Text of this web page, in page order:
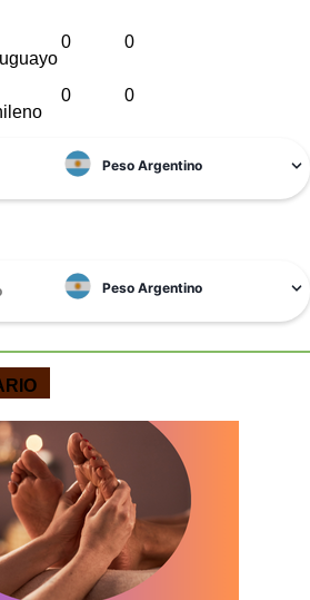
0 0
0 0